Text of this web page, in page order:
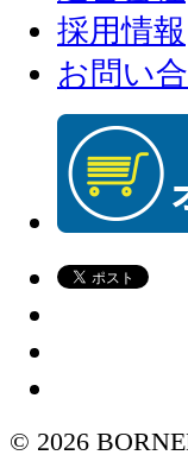
採用情報
お問い
© 2026